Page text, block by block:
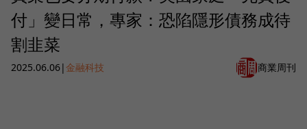
付」變日常，專家：恐陷隱形債務成待
割韭菜
2025.06.06|金融科技 商業周刊